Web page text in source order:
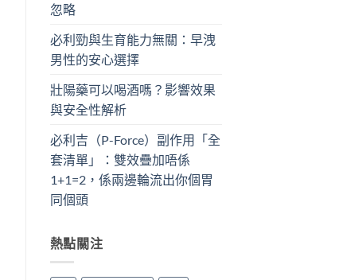
忽略
必利勁與生育能力無關：早洩
男性的安心選擇
壯陽藥可以喝酒嗎？影響效果
與安全性解析
必利吉（P-Force）副作用「全
套清單」：雙效疊加唔係
1+1=2，係兩邊輪流出你個胃
同個頭
熱點關注